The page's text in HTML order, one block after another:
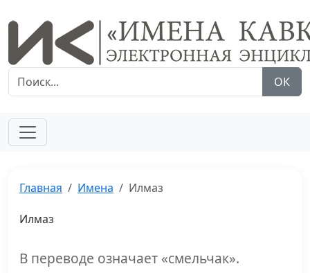
ОК
Главная Имена Илмаз
Илмаз
В переводе означает «смельчак».